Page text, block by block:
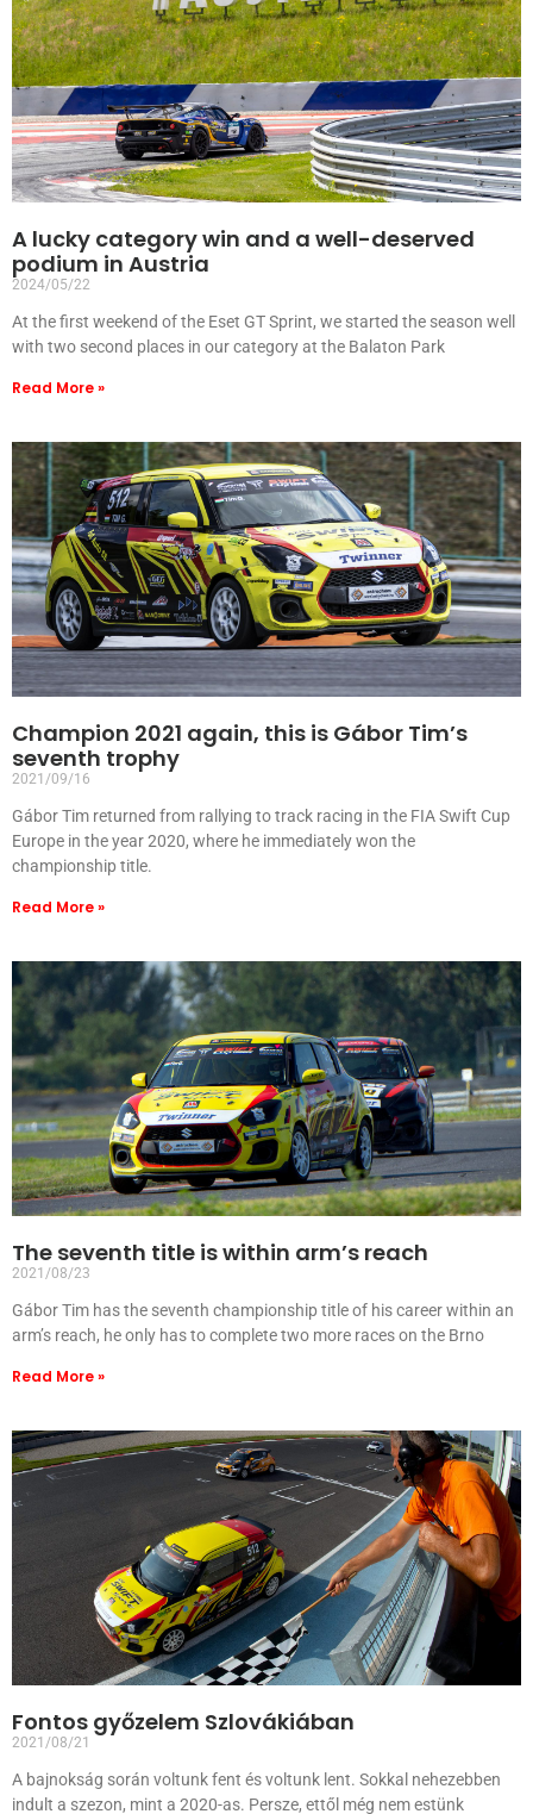
A lucky category win and a well-deserved
podium in Austria
2024/05/22
At the first weekend of the Eset GT Sprint, we started the season well
with two second places in our category at the Balaton Park
Read More »
Champion 2021 again, this is Gábor Tim’s
seventh trophy
2021/09/16
Gábor Tim returned from rallying to track racing in the FIA Swift Cup
Europe in the year 2020, where he immediately won the
championship title.
Read More »
The seventh title is within arm’s reach
2021/08/23
Gábor Tim has the seventh championship title of his career within an
arm’s reach, he only has to complete two more races on the Brno
Read More »
Fontos győzelem Szlovákiában
2021/08/21
A bajnokság során voltunk fent és voltunk lent. Sokkal nehezebben
indult a szezon, mint a 2020-as. Persze, ettől még nem estünk